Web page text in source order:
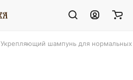
Укрепляющий шампунь для